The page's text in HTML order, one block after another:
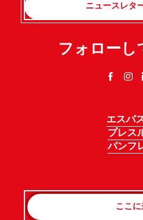
ニュースレタ
フォローし
エスパ
プレス
パンフ
ここに